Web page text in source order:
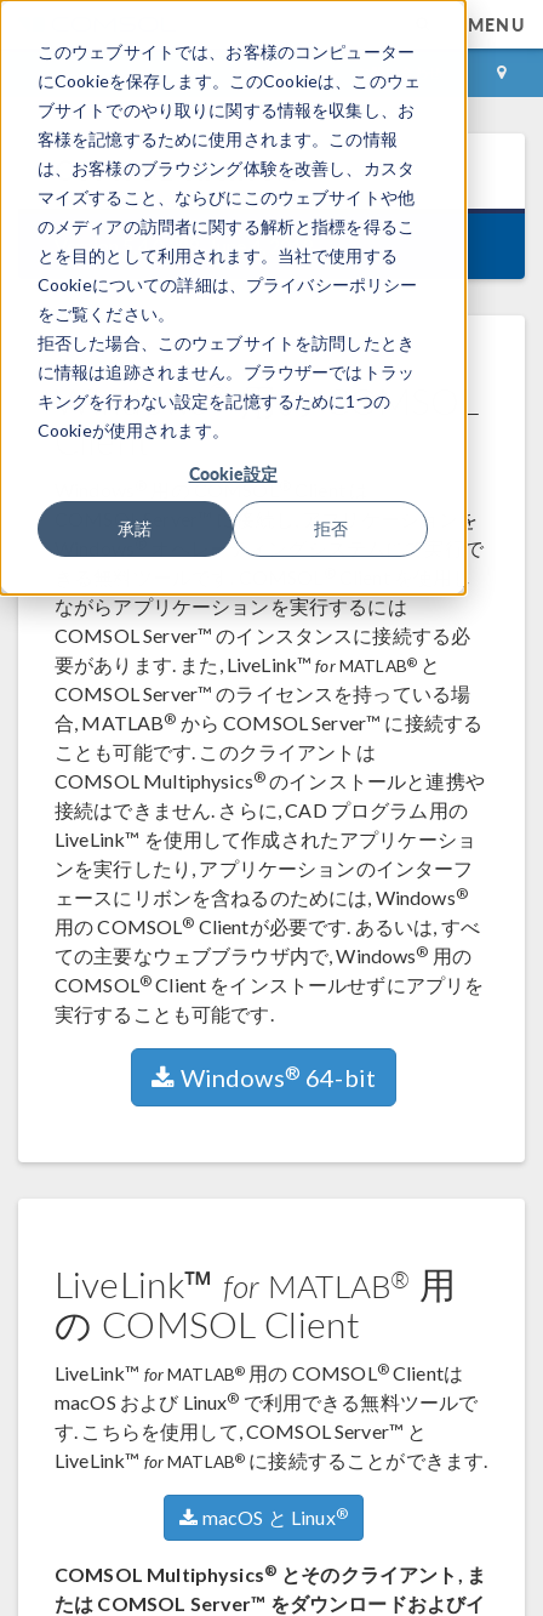
このウェブサイトでは、お客様のコンピューター
にCookieを保存します。このCookieは、このウェ
ブサイトでのやり取りに関する情報を収集し、お
客様を記憶するために使用されます。この情報
は、お客様のブラウジング体験を改善し、カスタ
マイズすること、ならびにこのウェブサイトや他
のメディアの訪問者に関する解析と指標を得るこ
とを目的として利用されます。当社で使用する
Cookieについての詳細は、プライバシーポリシー
をご覧ください。
拒否した場合、このウェブサイトを訪問したとき
に情報は追跡されません。ブラウザーではトラッ
キングを行わない設定を記憶するために1つの
Cookieが使用されます。
Cookie設定
承諾 拒否
MENU
ログイン お問い合わせ
COMSOL Client5.4
Version 5.4.0.388, June 4, 2019
Windows®用の COMSOL
Client
用の COMSOL
COMSOL Server™ に接続し, アプリケーションを
オペレーティングシステムにて実行で
Client を使用し
ながらアプリケーションを実行するには
COMSOL Server™ のインスタンスに接続する必
要があります. また, LiveLink™forMATLAB®と
COMSOL Server™ のライセンスを持っている場
合, MATLAB® から COMSOL Server™ に接続する
ことも可能です. このクライアントは
COMSOL Multiphysics® のインストールと連携や
接続はできません. さらに, CAD プログラム用の
LiveLink™ を使用して作成されたアプリケーショ
ンを実行したり, アプリケーションのインターフ
ェースにリボンを含ねるのためには, Windows®
用の COMSOL® Clientが必要です. あるいは, すべ
ての主要なウェブブラウザ内で, Windows® 用の
COMSOL® Client をインストールせずにアプリを
実行することも可能です.
Windows® 64-bit
LiveLink™ forMATLAB® 用
の COMSOL Client
LiveLink™ forMATLAB® 用の COMSOL®Clientは
macOS および Linux® で利用できる無料ツールで
す. こちらを使用して, COMSOL Server™ と
LiveLink™ forMATLAB® に接続することができます.
macOS と Linux®
COMSOL Multiphysics® とそのクライアント, ま
たは COMSOL Server™ をダウンロードおよびイ